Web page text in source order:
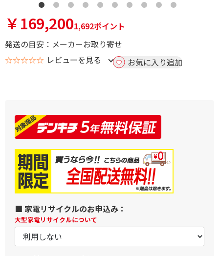
￥169,2001,692ポイント
発送の目安：メーカーお取り寄せ
☆☆☆☆☆ レビューを見る お気に入り追加
■ 家電リサイクルのお申込み：
大型家電リサイクルについて